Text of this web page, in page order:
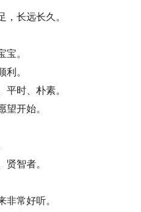
，长远长久。
宝。
利。
平时、朴素。
望开始。
贤智者。
非常好听。